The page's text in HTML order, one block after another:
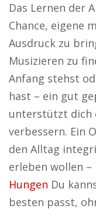
Das Lernen der
Chance, eigene
Ausdruck zu
Musizieren zu
Anfang stehst
hast – ein gut
unterstützt dich
verbessern. Ein
den Alltag
erleben wollen
Hungen Du
besten passt,